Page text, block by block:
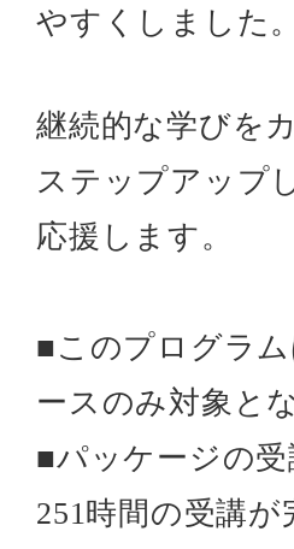
やすくしました。
継続的な学びを
ステップアップ
応援します。
■このプログラ
ースのみ対象と
■パッケージの
251時間の受講が